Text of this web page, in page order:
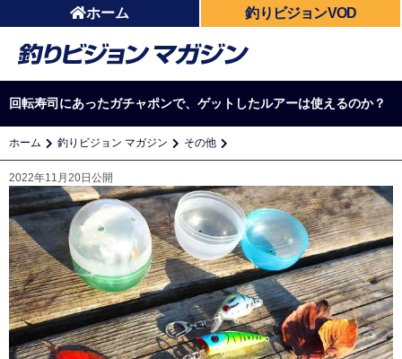
ホーム 釣りビジョンVOD
回転寿司にあったガチャポンで、ゲットしたルアーは使えるのか？
ホーム 釣りビジョン マガジン その他
2022年11月20日公開